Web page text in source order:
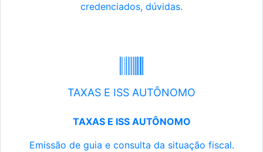
credenciados, dúvidas.
TAXAS E ISS AUTÔNOMO
TAXAS E ISS AUTÔNOMO
Emissão de guia e consulta da situação fiscal.